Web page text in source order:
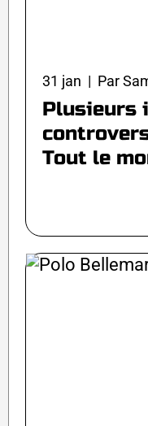
31 jan | Par
Plusieurs
Tout le